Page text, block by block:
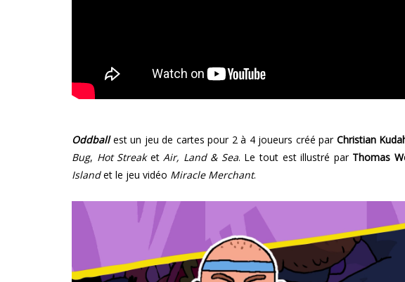
Oddballest un jeu de cartes pour 2 à 4 joueurs créé par Christian
Bug, Hot StreaketAir, Land & Sea. Le tout est illustré par Thomas
Islandet le jeu vidéo Miracle Merchant.